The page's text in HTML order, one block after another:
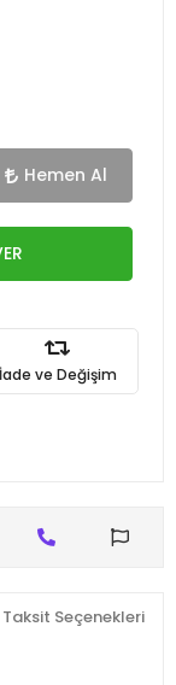
Hemen Al
İade ve Değişim
Taksit Seçenekleri